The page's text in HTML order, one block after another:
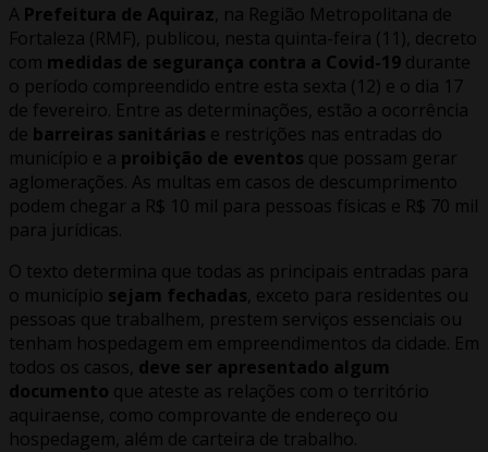
A Prefeitura de Aquiraz , na Região Metropolitana de
Fortaleza (RMF), publicou, nesta quinta-feira (11), decreto
com medidas de segurança contra a Covid-19 durante
o período compreendido entre esta sexta (12) e o dia 17
de fevereiro. Entre as determinações, estão a ocorrência
de barreiras sanitárias e restrições nas entradas do
município e a proibição de eventos que possam gerar
aglomerações. As multas em casos de descumprimento
podem chegar a R$ 10 mil para pessoas físicas e R$ 70 mil
para jurídicas.
O texto determina que todas as principais entradas para
o município sejam fechadas , exceto para residentes ou
pessoas que trabalhem, prestem serviços essenciais ou
tenham hospedagem em empreendimentos da cidade. Em
todos os casos, deve ser apresentado algum
documento que ateste as relações com o território
aquiraense, como comprovante de endereço ou
hospedagem, além de carteira de trabalho.